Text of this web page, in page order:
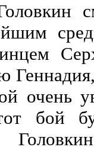
очень
бой